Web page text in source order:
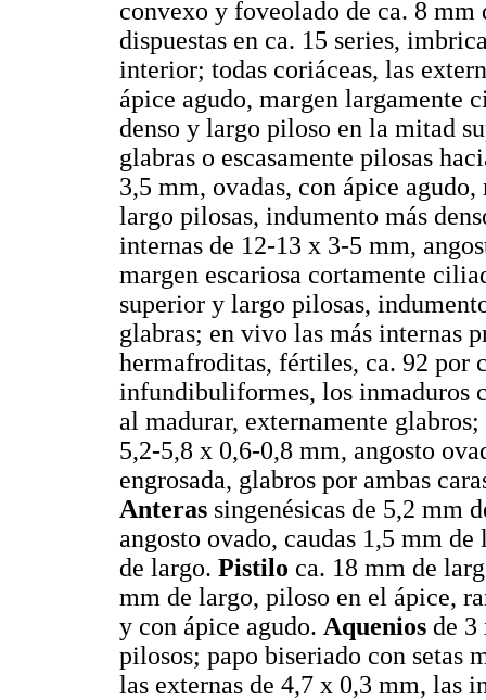
convexo y foveolado de ca. 8 mm
dispuestas en ca. 15 series,
interior; todas coriáceas, las
ápice agudo, margen largamente
denso y largo piloso en la mitad
glabras o escasamente pilosas
3,5 mm, ovadas, con ápice
largo pilosas, indumento más
internas de 12-13 x 3-5 mm,
margen escariosa cortamente
superior y largo pilosas,
glabras; en vivo las más internas
hermafroditas, fértiles, ca. 92 por
infundibuliformes, los inmaduros
al madurar, externamente
5,2-5,8 x 0,6-0,8 mm, angosto
engrosada, glabros por ambas
Anteras singenésicas de 5,2 mm
angosto ovado, caudas 1,5 mm
de largo. Pistilo ca. 18 mm de
mm de largo, piloso en el ápice,
y con ápice agudo. Aquenios de 3
pilosos; papo biseriado con setas
las externas de 4,7 x 0,3 mm, las